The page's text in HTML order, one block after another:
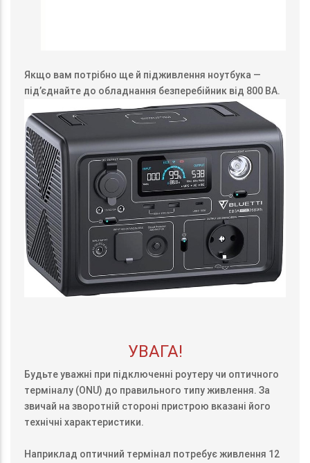
Якщо вам потрібно ще й підживлення ноутбука —
під’єднайте до обладнання безперебійник від 800 ВА.
УВАГА!
Будьте уважні при підключенні роутеру чи оптичного
терміналу (ONU) до правильного типу живлення. За
звичай на зворотній стороні пристрою вказані його
технічні характеристики.
Наприклад оптичний термінал потребує живлення 12